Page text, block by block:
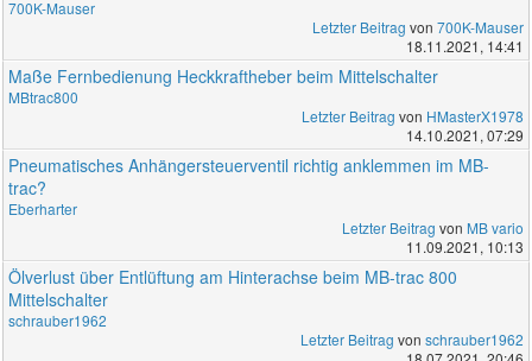
700K-Mauser
Letzter Beitrag von 700K-Mauser
18.11.2021, 14:41
Maße Fernbedienung Heckkraftheber beim Mittelschalter
MBtrac800
Letzter Beitrag von HMasterX1978
14.10.2021, 07:29
Pneumatisches Anhängersteuerventil richtig anklemmen im MB-
trac?
Eberharter
Letzter Beitrag von MB vario
11.09.2021, 10:13
Ölverlust über Entlüftung am Hinterachse beim MB-trac 800
Mittelschalter
schrauber1962
Letzter Beitrag von schrauber1962